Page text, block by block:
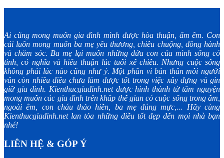
Ai cũng mong muốn gia đình mình được hòa thuận, ấm êm. Con
cái luôn mong muốn ba mẹ yêu thương, chiều chuộng, đồng hành
và chăm sóc. Ba mẹ lại muốn những đứa con của mình sống có
tình, có nghĩa và hiếu thuận lúc tuổi xế chiều. Nhưng cuộc sống
không phải lúc nào cũng như ý. Một phần vì bản thân mỗi người
vẫn còn nhiều điều chưa làm được tốt trong việc xây dựng và gìn
giữ gia đình. Kienthucgiadinh.net được hình thành từ tâm nguyện
mong muốn các gia đình trên khắp thế gian có cuộc sống trong ấm,
ngoài êm, con cháu thảo hiền, ba mẹ đúng mực,... Hãy cùng
Kienthucgiadinh.net lan tỏa những điều tốt đẹp đến mọi nhà bạn
nhé!
LIÊN HỆ & GÓP Ý